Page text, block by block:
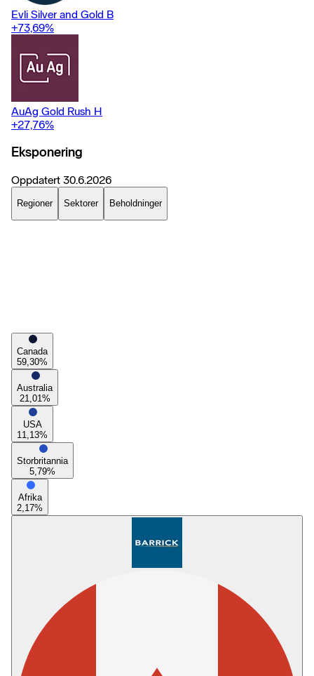
Evli Silver and Gold B
+73,69%
AuAg Gold Rush H
+27,76%
Eksponering
Oppdatert 30.6.2026
Regioner Sektorer Beholdninger
Canada
59,30%
Australia
21,01%
USA
11,13%
Storbritannia
5,79%
Afrika
2,17%